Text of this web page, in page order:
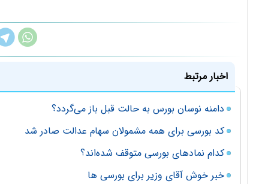
اخبار مرتبط
دامنه نوسان بورس به حالت قبل باز می‌گردد؟
کد بورسی برای همه مشمولان سهام عدالت صادر شد
کدام نمادهای بورسی متوقف شده‌اند؟
خبر خوش آقای وزیر برای بورسی ها